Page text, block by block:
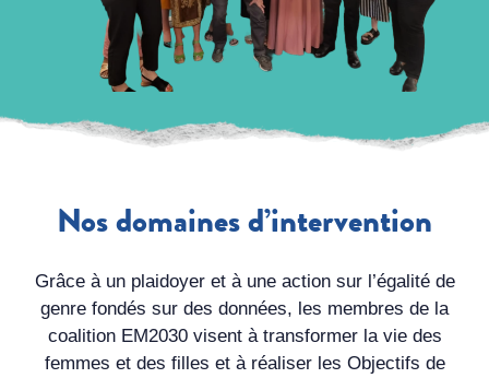
Nos domaines d’intervention
Grâce à un plaidoyer et à une action sur l’égalité de
genre fondés sur des données, les membres de la
coalition EM2030 visent à transformer la vie des
femmes et des filles et à réaliser les Objectifs de